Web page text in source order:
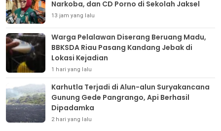
Narkoba, dan CD Porno di Sekolah Jaksel
13 jam yang lalu
Warga Pelalawan Diserang Beruang Madu,
BBKSDA Riau Pasang Kandang Jebak di
Lokasi Kejadian
1 hari yang lalu
Karhutla Terjadi di Alun-alun Suryakancana
Gunung Gede Pangrango, Api Berhasil
Dipadamka
2 hari yang lalu